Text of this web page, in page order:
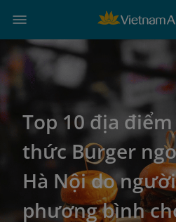
Top 10 địa
thức Burger
Hà Nội do
phương bình